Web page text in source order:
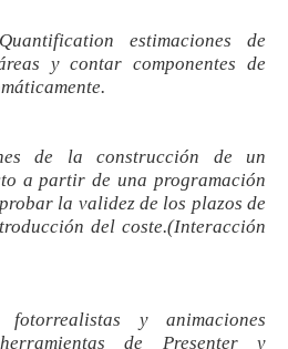
estimaciones de
y contar componentes de
de la construcción de un
a partir de una programación
la validez de los plazos de
del coste.(Interacción
fotorrealistas y animaciones
de Presenter y